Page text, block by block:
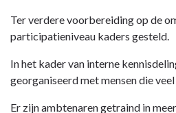
Ter verdere voorbereiding op de
participatieniveau kaders gesteld.
In het kader van interne
georganiseerd met mensen die
Er zijn ambtenaren getraind in